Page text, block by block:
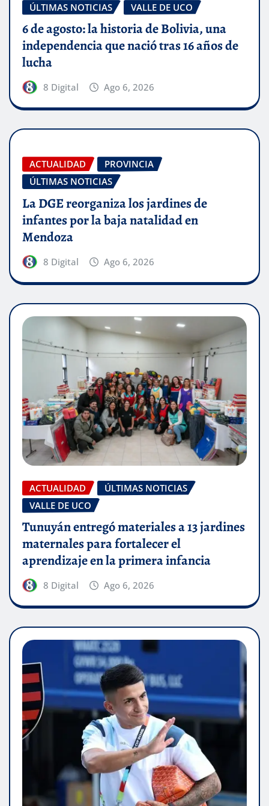
ÚLTIMAS NOTICIAS
VALLE DE UCO
6 de agosto: la historia de Bolivia, una
independencia que nació tras 16 años de
lucha
8 Digital Ago 6, 2026
ACTUALIDAD
PROVINCIA
ÚLTIMAS NOTICIAS
La DGE reorganiza los jardines de
infantes por la baja natalidad en
Mendoza
8 Digital Ago 6, 2026
ACTUALIDAD
ÚLTIMAS NOTICIAS
VALLE DE UCO
Tunuyán entregó materiales a 13 jardines
maternales para fortalecer el
aprendizaje en la primera infancia
8 Digital Ago 6, 2026